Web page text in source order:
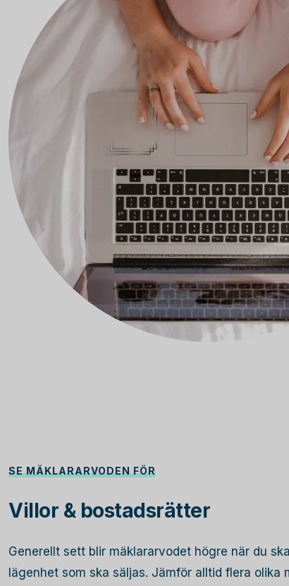
SE MÄKLARARVODEN FÖR
Villor & bostadsrätter
Generellt sett blir mäklararvodet högre när du
lägenhet som ska säljas. Jämför alltid flera olika